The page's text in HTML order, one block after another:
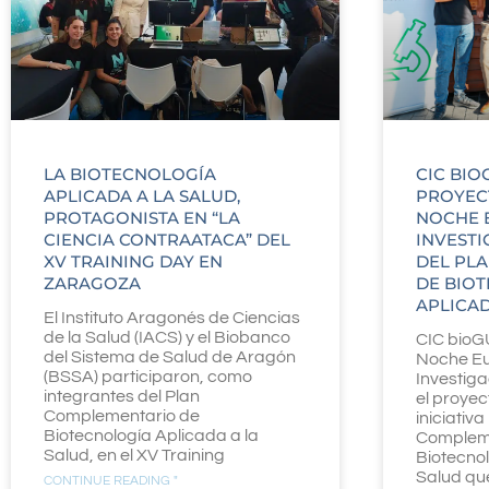
LA BIOTECNOLOGÍA
APLICADA A LA SALUD,
PROTAGONISTA EN “LA
CIENCIA CONTRAATACA” DEL
XV TRAINING DAY EN
ZARAGOZA
El Instituto Aragonés de Ciencias
de la Salud (IACS) y el Biobanco
del Sistema de Salud de Aragón
(BSSA) participaron, como
integrantes del Plan
Complementario de
Biotecnología Aplicada a la
Salud, en el XV Training
CONTINUE READING "
CIC
NOCHE
DEL
DE
CIC
Noche
el
iniciativa
Salud